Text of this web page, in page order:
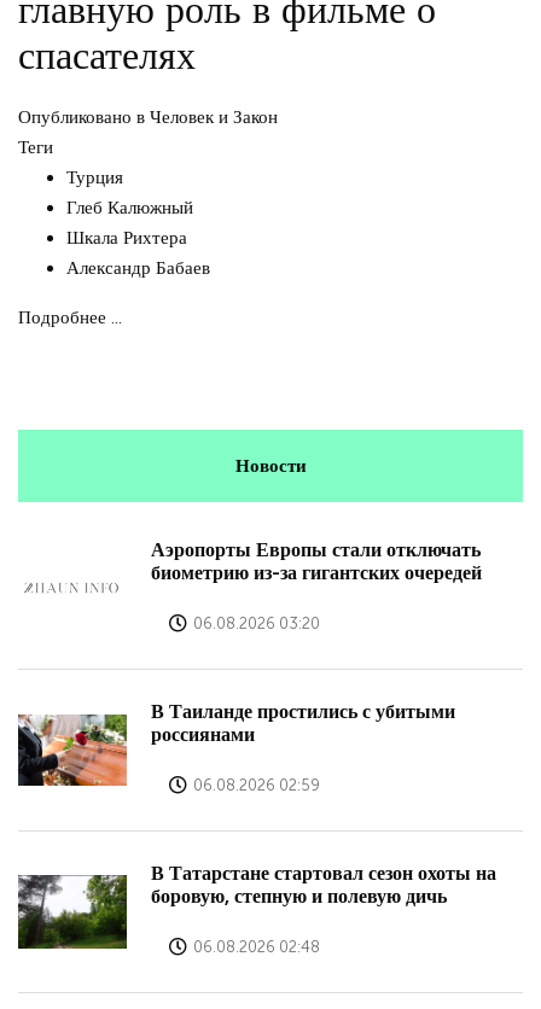
главную роль в фильме о
спасателях
Опубликовано в Человек и Закон
Теги
Турция
Глеб Калюжный
Шкала Рихтера
Александр Бабаев
Подробнее ...
Новости
Аэропорты Европы стали отключать
биометрию из-за гигантских очередей
06.08.2026 03:20
В Таиланде простились с убитыми
россиянами
06.08.2026 02:59
В Татарстане стартовал сезон охоты на
боровую, степную и полевую дичь
06.08.2026 02:48